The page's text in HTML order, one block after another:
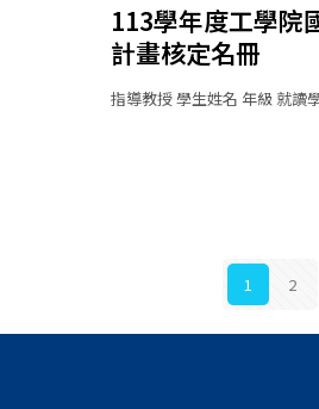
113學年度工學院
計畫核定名冊
指導教授 學生姓名 年級 就讀
1 2